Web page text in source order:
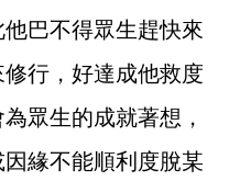
巴不得眾生趕快來
行，好達成他救度
眾生的成就著想，
緣不能順利度脫某